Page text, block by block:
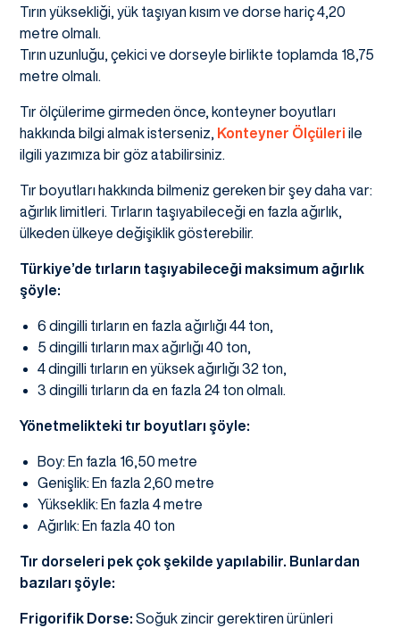
Tırın yüksekliği, yük taşıyan kısım ve dorse hariç 4,20
metre olmalı.
Tırın uzunluğu, çekici ve dorseyle birlikte toplamda 18,75
metre olmalı.
Tır ölçülerime girmeden önce, konteyner boyutları
hakkında bilgi almak isterseniz,
Konteyner Ölçüleri ile
ilgili yazımıza bir göz atabilirsiniz.
Tır boyutları hakkında bilmeniz gereken bir şey daha var:
ağırlık limitleri. Tırların taşıyabileceği en fazla ağırlık,
ülkeden ülkeye değişiklik gösterebilir.
Türkiye’de tırların taşıyabileceği maksimum ağırlık
şöyle:
6 dingilli tırların en fazla ağırlığı 44 ton,
5 dingilli tırların max ağırlığı 40 ton,
4 dingilli tırların en yüksek ağırlığı 32 ton,
3 dingilli tırların da en fazla 24 ton olmalı.
Yönetmelikteki tır boyutları şöyle:
Boy: En fazla 16,50 metre
Genişlik: En fazla 2,60 metre
Yükseklik: En fazla 4 metre
Ağırlık: En fazla 40 ton
Tır dorseleri pek çok şekilde yapılabilir. Bunlardan
bazıları şöyle:
Frigorifik Dorse: Soğuk zincir gerektiren ürünleri